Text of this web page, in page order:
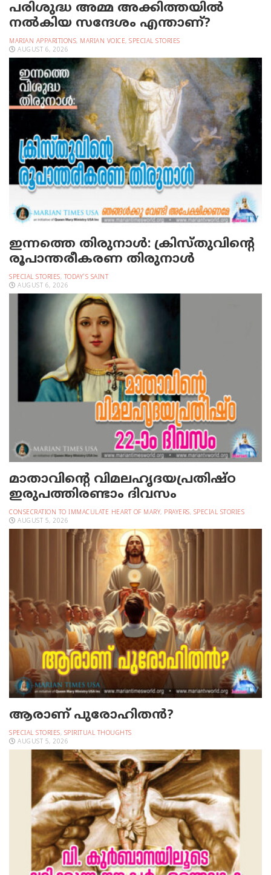
പരിശുദ്ധ അമ്മ അക്കിത്തയില്‍
നല്‍കിയ സന്ദേശം എന്താണ്?
MARIAN APPARITIONS, MARIAN VOICE, SPECIAL STORIES
AUGUST 6, 2026
ഇന്നത്തെ തിരുനാള്‍: ക്രിസ്തുവിന്റെ
രൂപാന്തരീകരണ തിരുനാള്‍
SPECIAL STORIES, TODAY'S SAINT
AUGUST 6, 2026
മാതാവിന്റെ വിമലഹൃദയപ്രതിഷ്ഠ
ഇരുപത്തിരണ്ടാം ദിവസം
CONSECRATION TO IMMACULATE HEART OF MARY, PRAYERS, SPECIAL STORIES
AUGUST 5, 2026
ആരാണ് പുരോഹിതൻ?
SPECIAL STORIES, SPIRITUAL THOUGHTS
AUGUST 5, 2026